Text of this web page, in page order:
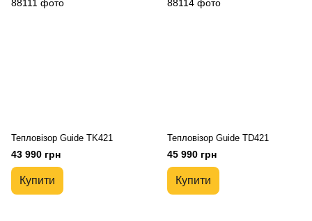
Тепловізор Guide TK421
43 990 грн
Купити
Тепловізор Guide TD421
45 990 грн
Купити